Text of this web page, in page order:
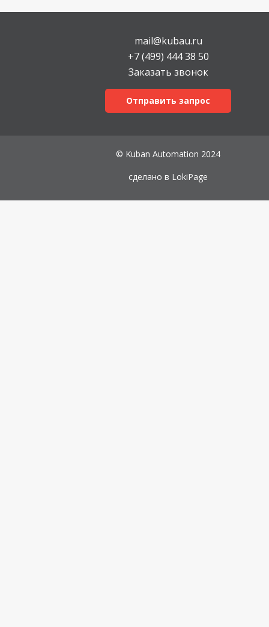
mail@kubau.ru
+7 (499) 444 38 50
Заказать звонок
Отправить запрос
© Kuban Automation 2024
сделано в LokiPage